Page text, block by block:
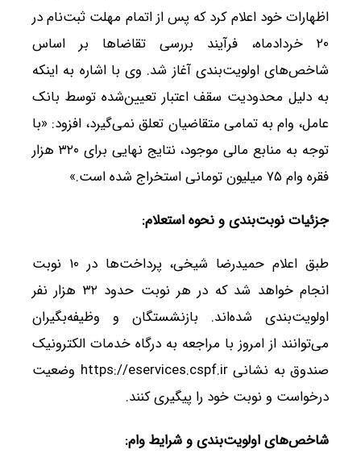
اظهارات خود اعلام کرد که پس از اتمام مهلت ثبت‌نام در
۲۰ خردادماه، فرآیند بررسی تقاضاها بر اساس
شاخص‌های اولویت‌بندی آغاز شد. وی با اشاره به اینکه
به دلیل محدودیت سقف اعتبار تعیین‌شده توسط بانک
عامل، وام به تمامی متقاضیان تعلق نمی‌گیرد، افزود: «با
توجه به منابع مالی موجود، نتایج نهایی برای ۳۲۰ هزار
فقره وام ۷۵ میلیون تومانی استخراج شده است.»
جزئیات نوبت‌بندی و نحوه استعلام:
طبق اعلام حمیدرضا شیخی، پرداخت‌ها در ۱۰ نوبت
انجام خواهد شد که در هر نوبت حدود ۳۲ هزار نفر
اولویت‌بندی شده‌اند. بازنشستگان و وظیفه‌بگیران
می‌توانند از امروز با مراجعه به درگاه خدمات الکترونیک
صندوق به نشانی https://eservices.cspf.ir وضعیت
درخواست و نوبت خود را پیگیری کنند.
شاخص‌های اولویت‌بندی و شرایط وام: